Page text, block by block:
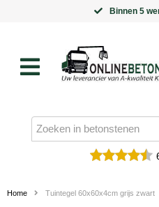
Binnen 5
Home Tuintegel 60x60x4cm grijs zwart